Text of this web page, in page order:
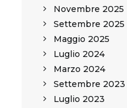
Novembre 2025
Settembre 2025
Maggio 2025
Luglio 2024
Marzo 2024
Settembre 2023
Luglio 2023